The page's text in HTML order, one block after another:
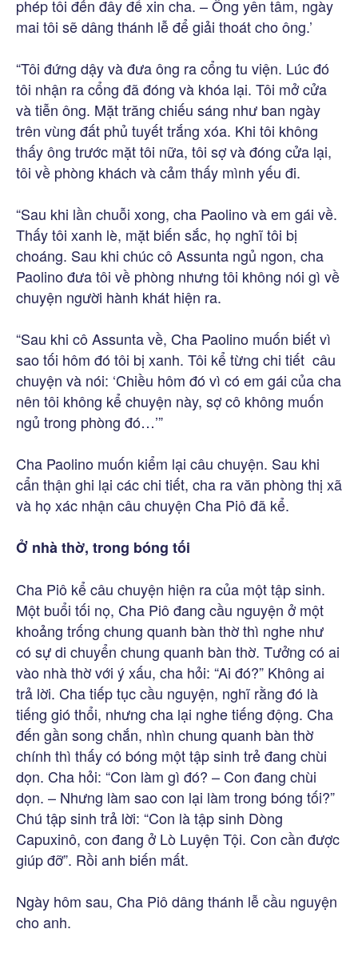
phép tôi đến đây để xin cha. – Ông yên tâm, ngày
mai tôi sẽ dâng thánh lễ để giải thoát cho ông.’
“Tôi đứng dậy và đưa ông ra cổng tu viện. Lúc đó
tôi nhận ra cổng đã đóng và khóa lại. Tôi mở cửa
và tiễn ông. Mặt trăng chiếu sáng như ban ngày
trên vùng đất phủ tuyết trắng xóa. Khi tôi không
thấy ông trước mặt tôi nữa, tôi sợ và đóng cửa lại,
tôi về phòng khách và cảm thấy mình yếu đi.
“Sau khi lần chuỗi xong, cha Paolino và em gái về.
Thấy tôi xanh lè, mặt biến sắc, họ nghĩ tôi bị
choáng. Sau khi chúc cô Assunta ngủ ngon, cha
Paolino đưa tôi về phòng nhưng tôi không nói gì về
chuyện người hành khát hiện ra.
“Sau khi cô Assunta về, Cha Paolino muốn biết vì
sao tối hôm đó tôi bị xanh. Tôi kể từng chi tiết câu
chuyện và nói: ‘Chiều hôm đó vì có em gái của cha
nên tôi không kể chuyện này, sợ cô không muốn
ngủ trong phòng đó…’”
Cha Paolino muốn kiểm lại câu chuyện. Sau khi
cẩn thận ghi lại các chi tiết, cha ra văn phòng thị xã
và họ xác nhận câu chuyện Cha Piô đã kể.
Ở nhà thờ, trong bóng tối
Cha Piô kể câu chuyện hiện ra của một tập sinh.
Một buổi tối nọ, Cha Piô đang cầu nguyện ở một
khoảng trống chung quanh bàn thờ thì nghe như
có sự di chuyển chung quanh bàn thờ. Tưởng có ai
vào nhà thờ với ý xấu, cha hỏi: “Ai đó?” Không ai
trả lời. Cha tiếp tục cầu nguyện, nghĩ rằng đó là
tiếng gió thổi, nhưng cha lại nghe tiếng động. Cha
đến gần song chắn, nhìn chung quanh bàn thờ
chính thì thấy có bóng một tập sinh trẻ đang chùi
dọn. Cha hỏi: “Con làm gì đó? – Con đang chùi
dọn. – Nhưng làm sao con lại làm trong bóng tối?”
Chú tập sinh trả lời: “Con là tập sinh Dòng
Capuxinô, con đang ở Lò Luyện Tội. Con cần được
giúp đỡ”. Rồi anh biến mất.
Ngày hôm sau, Cha Piô dâng thánh lễ cầu nguyện
cho anh.